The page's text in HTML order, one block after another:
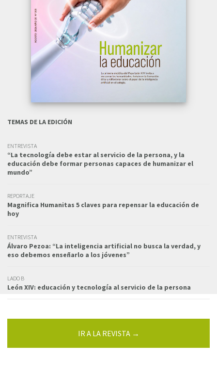
TEMAS DE LA EDICIÓN
ENTREVISTA
“La tecnología debe estar al servicio de la persona, y la
educación debe formar personas capaces de humanizar el
mundo”
REPORTAJE
Magnifica Humanitas 5 claves para repensar la educación de
hoy
ENTREVISTA
Álvaro Pezoa: “La inteligencia artificial no busca la verdad, y
eso debemos enseñarlo a los jóvenes”
LADO B
León XIV: educación y tecnología al servicio de la persona
IR A LA REVISTA →